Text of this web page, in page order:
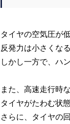
タイヤの空気圧が
反発力は小さくな
しかし一方で、ハ
また、高速走行時
タイヤがたわむ状
さらに、タイヤの